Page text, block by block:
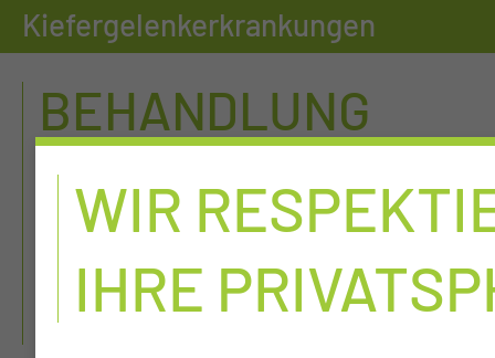
Kiefergelenkerkrankungen
BEHANDLUNG
VON
KIEFERGELENKER
KRANKUNGEN
WIR
IHRE